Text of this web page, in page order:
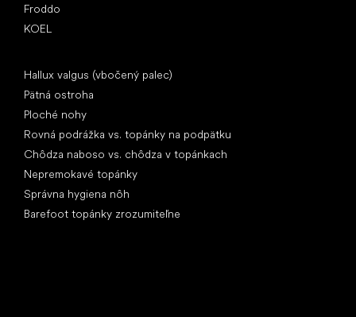
Froddo
KOEL
Hallux valgus (vbočený palec)
Pätná ostroha
Ploché nohy
Rovná podrážka vs. topánky na podpätku
Chôdza naboso vs. chôdza v topánkach
Nepremokavé topánky
Správna hygiena nôh
Barefoot topánky zrozumiteľne